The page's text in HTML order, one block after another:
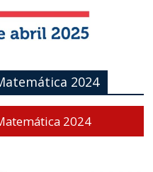
2024
2024